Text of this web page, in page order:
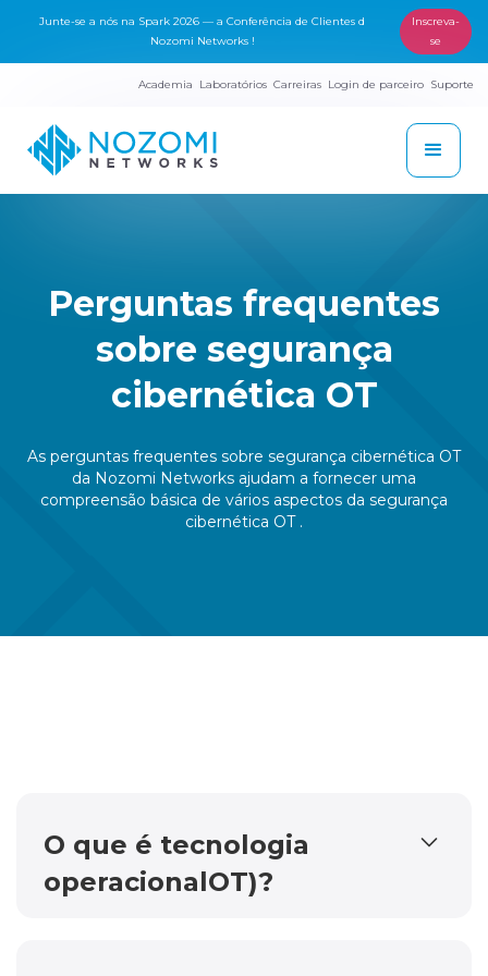
Junte-se a nós na Spark 2026 — a Conferência de Clientes d
Nozomi Networks !
Inscreva-
se
Academia Laboratórios Carreiras Login de parceiro Suporte
Perguntas frequentes
sobre segurança
cibernética OT
As perguntas frequentes sobre segurança cibernética OT
da Nozomi Networks ajudam a fornecer uma
compreensão básica de vários aspectos da segurança
cibernética OT .
O que é tecnologia
operacionalOT)?